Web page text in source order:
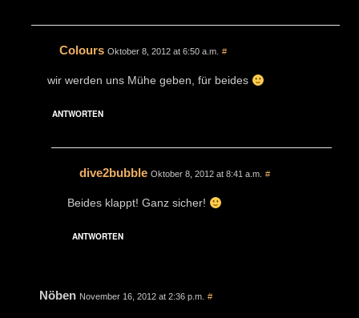
Colours Oktober 8, 2012 at 6:50 a.m. #
wir werden uns Mühe geben, für beides
ANTWORTEN
dive2bubble Oktober 8, 2012 at 8:41 a.m. #
Beides klappt! Ganz sicher!
ANTWORTEN
Nöben November 16, 2012 at 2:36 p.m. #